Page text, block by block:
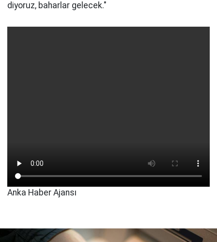
diyoruz, baharlar gelecek."
Anka Haber Ajansı